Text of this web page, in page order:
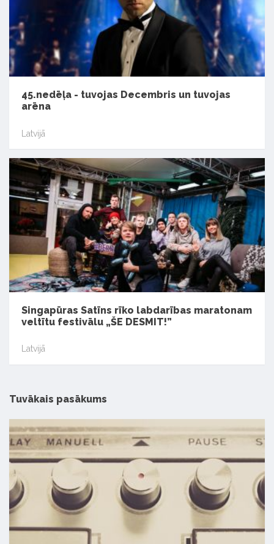
45.nedēļa - tuvojas Decembris un tuvojas
arēna
Latvijā
Singapūras Satīns rīko labdarības maratonam
veltītu festivālu „ŠE DESMIT!”
Latvijā
Tuvākais pasākums